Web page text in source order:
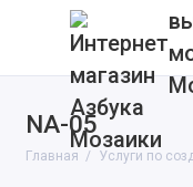
NA-05
Главная Услуги по